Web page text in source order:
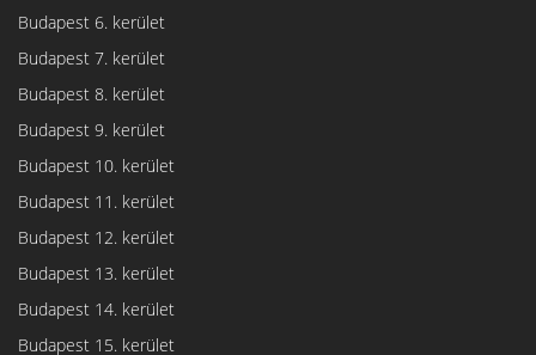
Budapest 6. kerület
Budapest 7. kerület
Budapest 8. kerület
Budapest 9. kerület
Budapest 10. kerület
Budapest 11. kerület
Budapest 12. kerület
Budapest 13. kerület
Budapest 14. kerület
Budapest 15. kerület